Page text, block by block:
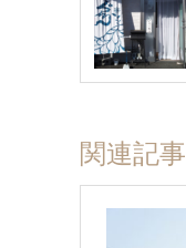
関連記事